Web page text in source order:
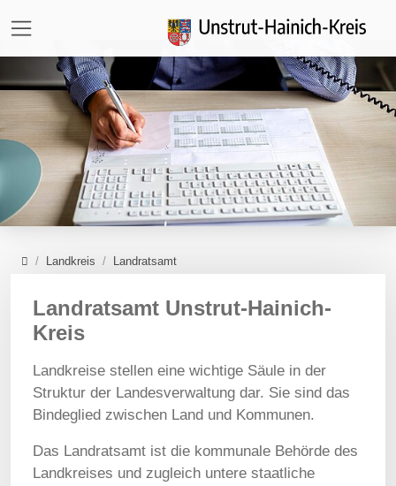
HomeLandkreis Landratsamt
Landratsamt Unstrut-Hainich-
Kreis
Landkreise stellen eine wichtige Säule in der
Struktur der Landesverwaltung dar. Sie sind das
Bindeglied zwischen Land und Kommunen.
Das Landratsamt ist die kommunale Behörde des
Landkreises und zugleich untere staatliche